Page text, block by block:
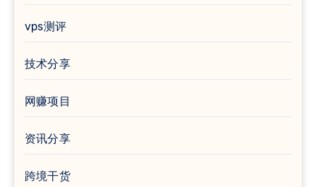
vps测评
技术分享
网赚项目
资讯分享
跨境干货